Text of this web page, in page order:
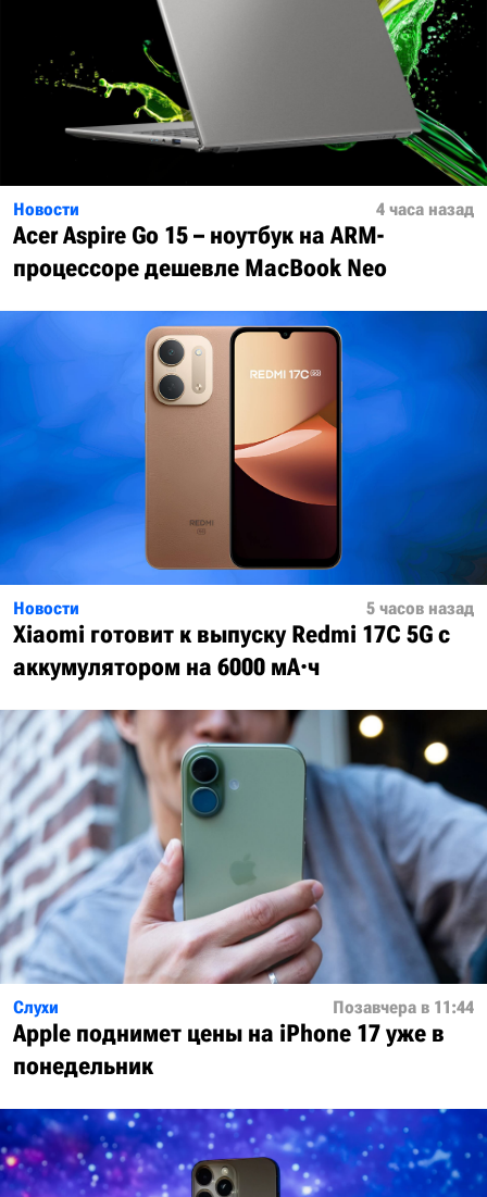
Новости 4 часа назад
Acer Aspire Go 15 – ноутбук на ARM-
процессоре дешевле MacBook Neo
Новости 5 часов назад
Xiaomi готовит к выпуску Redmi 17C 5G с
аккумулятором на 6000 мА·ч
Слухи Позавчера в 11:44
Apple поднимет цены на iPhone 17 уже в
понедельник